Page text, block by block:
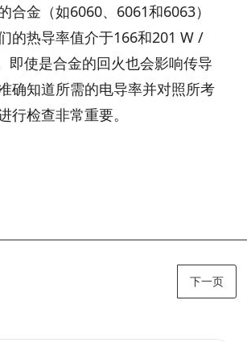
合金（如6060、6061和6063）
的热导率值介于166和201 W /
即使是合金的回火也会影响传导
确知道所需的电导率并对照所考
行检查非常重要。
下一页